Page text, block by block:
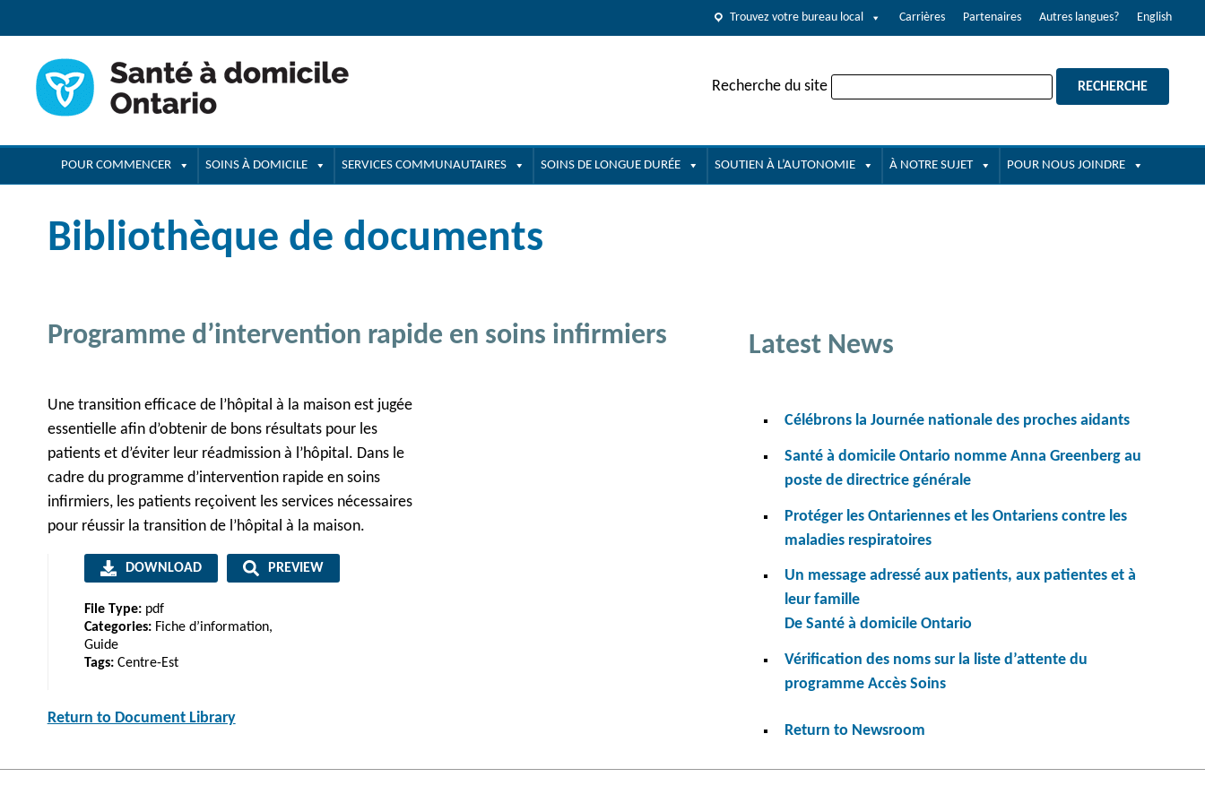
Trouvez votre bureau local Carrières Partenaires Autres langues? English
Recherche du site
POUR COMMENCER SOINS À DOMICILE SERVICES COMMUNAUTAIRES SOINS DE LONGUE DURÉE SOUTIEN À L’AUTONOMIE À NOTRE SUJET POUR NOUS JOINDRE
Bibliothèque de documents
Programme d’intervention rapide en soins infirmiers
Une transition efficace de l’hôpital à la maison est jugée
essentielle afin d’obtenir de bons résultats pour les
patients et d’éviter leur réadmission à l’hôpital. Dans le
cadre du programme d’intervention rapide en soins
infirmiers, les patients reçoivent les services nécessaires
pour réussir la transition de l’hôpital à la maison.
DOWNLOAD PREVIEW
File Type: pdf
Categories: Fiche d’information,
Guide
Tags: Centre-Est
Return to Document Library
Latest News
Célébrons la Journée nationale des proches aidants
Santé à domicile Ontario nomme Anna Greenberg au
poste de directrice générale
Protéger les Ontariennes et les Ontariens contre les
maladies respiratoires
Un message adressé aux patients, aux patientes et à
leur famille
De Santé à domicile Ontario
Vérification des noms sur la liste d’attente du
programme Accès Soins
Return to Newsroom